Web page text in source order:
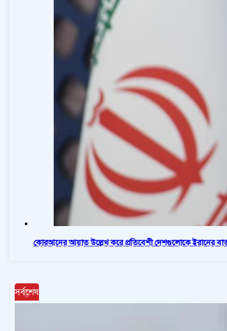
কোরআনের আয়াত উল্লেখ করে প্রতিবেশী দেশগুলোকে ইরানের
সর্বশেষ